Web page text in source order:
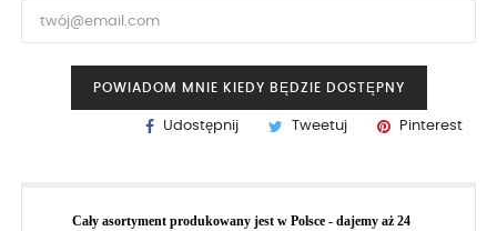
POWIADOM MNIE KIEDY BĘDZIE DOSTĘPNY
Udostępnij Tweetuj Pinterest
Cały asortyment produkowany jest w Polsce - dajemy aż 24